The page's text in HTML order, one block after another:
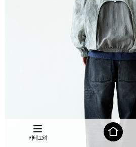
카테고리